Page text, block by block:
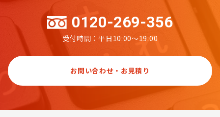
0120-269-356
受付時間：平日10:00～19:00
お問い合わせ・お見積り